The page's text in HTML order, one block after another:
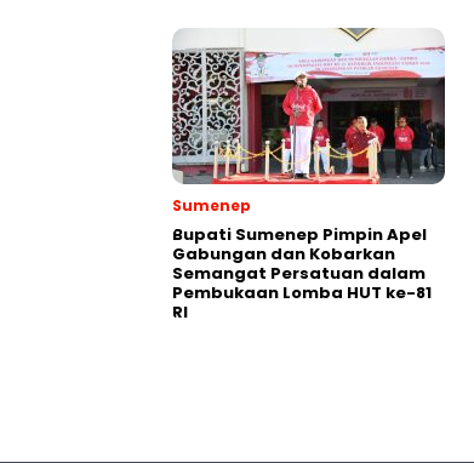
Sumenep
Bupati Sumenep Pimpin Apel
Gabungan dan Kobarkan
Semangat Persatuan dalam
Pembukaan Lomba HUT ke-81
RI